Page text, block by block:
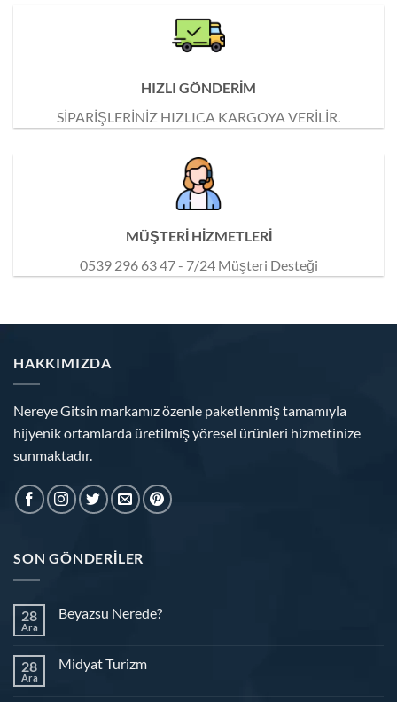
HIZLI GÖNDERİM
SİPARİŞLERİNİZ HIZLICA KARGOYA VERİLİR.
MÜŞTERİ HİZMETLERİ
0539 296 63 47 - 7/24 Müşteri Desteği
HAKKIMIZDA
Nereye Gitsin markamız özenle paketlenmiş tamamıyla
hijyenik ortamlarda üretilmiş yöresel ürünleri hizmetinize
sunmaktadır.
SON GÖNDERILER
28
Ara
Beyazsu Nerede?
28
Ara
Midyat Turizm